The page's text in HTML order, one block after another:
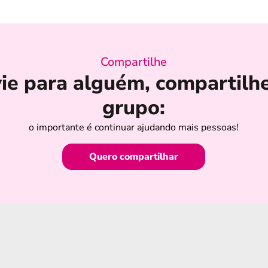
Compartilhe
para alguém,
grupo:
o importante é continuar ajudando mais pessoas!
Quero compartilhar